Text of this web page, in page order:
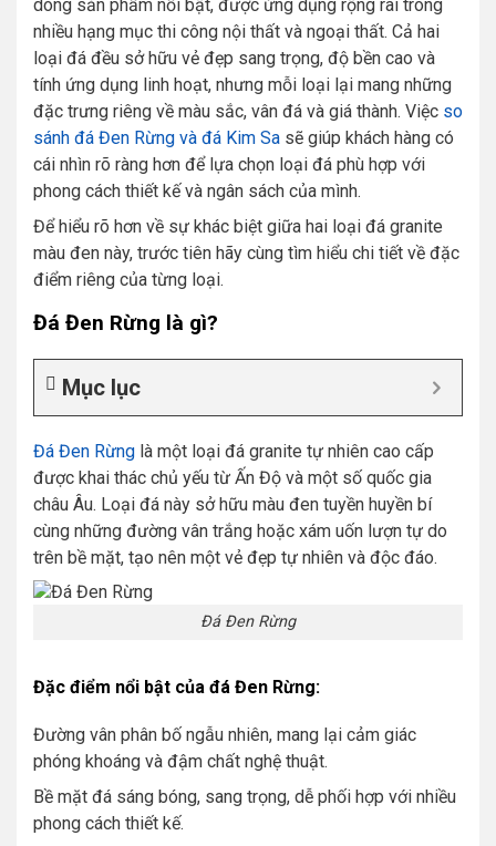
dòng sản phẩm nổi bật, được ứng dụng rộng rãi trong
nhiều hạng mục thi công nội thất và ngoại thất. Cả hai
loại đá đều sở hữu vẻ đẹp sang trọng, độ bền cao và
tính ứng dụng linh hoạt, nhưng mỗi loại lại mang những
đặc trưng riêng về màu sắc, vân đá và giá thành. Việc so
sánh đá Đen Rừng và đá Kim Sa sẽ giúp khách hàng có
cái nhìn rõ ràng hơn để lựa chọn loại đá phù hợp với
phong cách thiết kế và ngân sách của mình.
Để hiểu rõ hơn về sự khác biệt giữa hai loại đá granite
màu đen này, trước tiên hãy cùng tìm hiểu chi tiết về đặc
điểm riêng của từng loại.
Đá Đen Rừng là gì?
Mục lục
Đá Đen Rừng là một loại đá granite tự nhiên cao cấp
được khai thác chủ yếu từ Ấn Độ và một số quốc gia
châu Âu. Loại đá này sở hữu màu đen tuyền huyền bí
cùng những đường vân trắng hoặc xám uốn lượn tự do
trên bề mặt, tạo nên một vẻ đẹp tự nhiên và độc đáo.
Đá Đen Rừng
Đặc điểm nổi bật của đá Đen Rừng:
Đường vân phân bố ngẫu nhiên, mang lại cảm giác
phóng khoáng và đậm chất nghệ thuật.
Bề mặt đá sáng bóng, sang trọng, dễ phối hợp với nhiều
phong cách thiết kế.